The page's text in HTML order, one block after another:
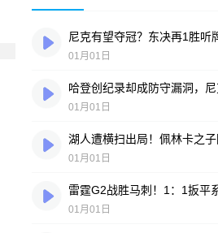
01月01日
01月01日
01月01日
01月01日